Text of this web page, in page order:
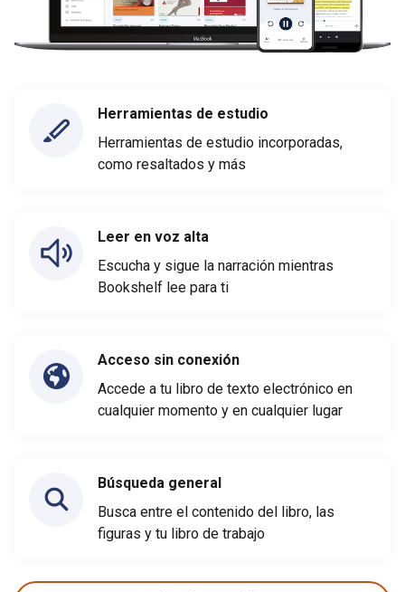
Herramientas de estudio
Herramientas de estudio incorporadas,
como resaltados y más
Leer en voz alta
Escucha y sigue la narración mientras
Bookshelf lee para ti
Acceso sin conexión
Accede a tu libro de texto electrónico en
cualquier momento y en cualquier lugar
Búsqueda general
Busca entre el contenido del libro, las
figuras y tu libro de trabajo